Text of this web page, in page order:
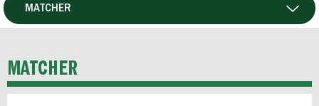
DAM
P19
MATCHER
MATCHER